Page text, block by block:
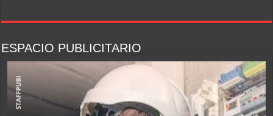
ESPACIO PUBLICITARIO